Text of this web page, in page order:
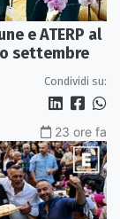
e ATERP al
settembre
Condividi su:
23 ore fa